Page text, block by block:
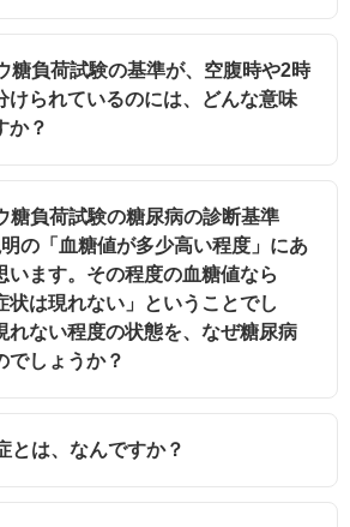
負荷試験の基準が、空腹時や2時
けられているのには、どんな意味
か？
負荷試験の糖尿病の診断基準
の「血糖値が多少高い程度」にあ
います。その程度の血糖値なら
状は現れない」ということでし
れない程度の状態を、なぜ糖尿病
でしょうか？
は、なんですか？